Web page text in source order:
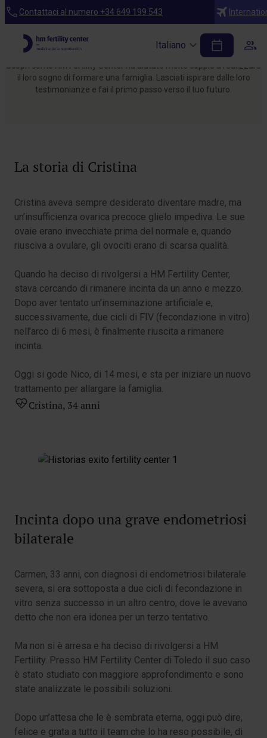
Contattaci al numero +34 649 199 543
Italiano
Home
Storie di successo che possono essere
anche la tua
Scopri come HM Fertility Center ha aiutato molte coppie a realizzare
il loro sogno di formare una famiglia. Lasciati ispirare dalle loro
testimonianze e fai il primo passo verso il tuo futuro.
La storia di Cristina
Cristina aveva sempre desiderato diventare madre, ma
un’insufficienza ovarica precoce glielo impediva. Le sue
ovaie erano invecchiate prima del normale e, quando
riusciva a ovulare, gli ovociti erano di scarsa qualità.
Quando ha deciso di rivolgersi a HM Fertility Center,
stava cercando di rimanere incinta da un anno e mezzo.
Dopo aver tentato un’inseminazione artificiale e,
successivamente, due cicli di FIV (fecondazione in vitro)
nell’arco di 6 mesi, è finalmente riuscita a rimanere
incinta.
Oggi si gode Nico, di 14 mesi, e sta per iniziare un nuovo
trattamento per allargare la famiglia.
Cristina, 34 anni
Incinta dopo una grave endometriosi
bilaterale
Carmen, 33 anni, con diagnosi di endometriosi bilaterale
severa, si era sottoposta a due cicli di fecondazione in
vitro senza successo in un altro centro, dove le avevano
detto che non era idonea per un terzo tentativo.
Ma non si è arresa e ha deciso di rivolgersi a HM
Fertility. Presso HM Fertility Center di Toledo il suo caso
è stato studiato con maggiore approfondimento e sono
state analizzate le possibili soluzioni.
Dopo un’attesa che le è sembrata eterna, oggi può dire,
felice e grata a tutto il team che lo ha reso possibile, di